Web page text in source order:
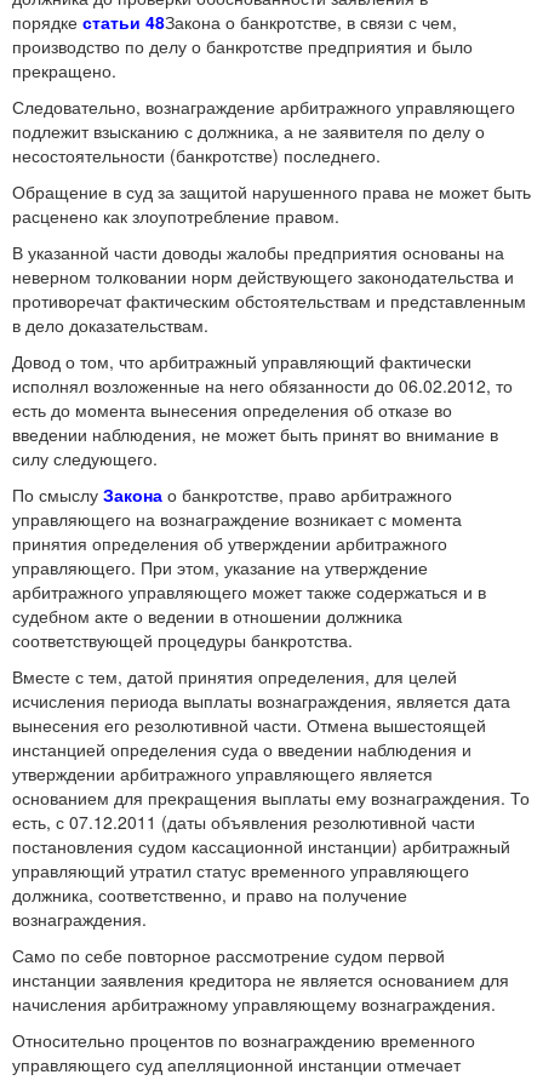
порядке статьи 48Закона о банкротстве, в связи с чем,
производство по делу о банкротстве предприятия и было
прекращено.
Следовательно, вознаграждение арбитражного управляющего
подлежит взысканию с должника, а не заявителя по делу о
несостоятельности (банкротстве) последнего.
Обращение в суд за защитой нарушенного права не может быть
расценено как злоупотребление правом.
В указанной части доводы жалобы предприятия основаны на
неверном толковании норм действующего законодательства и
противоречат фактическим обстоятельствам и представленным
в дело доказательствам.
Довод о том, что арбитражный управляющий фактически
исполнял возложенные на него обязанности до 06.02.2012, то
есть до момента вынесения определения об отказе во
введении наблюдения, не может быть принят во внимание в
силу следующего.
По смыслу Закона о банкротстве, право арбитражного
управляющего на вознаграждение возникает с момента
принятия определения об утверждении арбитражного
управляющего. При этом, указание на утверждение
арбитражного управляющего может также содержаться и в
судебном акте о ведении в отношении должника
соответствующей процедуры банкротства.
Вместе с тем, датой принятия определения, для целей
исчисления периода выплаты вознаграждения, является дата
вынесения его резолютивной части. Отмена вышестоящей
инстанцией определения суда о введении наблюдения и
утверждении арбитражного управляющего является
основанием для прекращения выплаты ему вознаграждения. То
есть, с 07.12.2011 (даты объявления резолютивной части
постановления судом кассационной инстанции) арбитражный
управляющий утратил статус временного управляющего
должника, соответственно, и право на получение
вознаграждения.
Само по себе повторное рассмотрение судом первой
инстанции заявления кредитора не является основанием для
начисления арбитражному управляющему вознаграждения.
Относительно процентов по вознаграждению временного
управляющего суд апелляционной инстанции отмечает